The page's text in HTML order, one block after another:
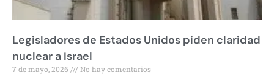
Legisladores de Estados Unidos piden claridad
nuclear a Israel
7 de mayo, 2026 No hay comentarios